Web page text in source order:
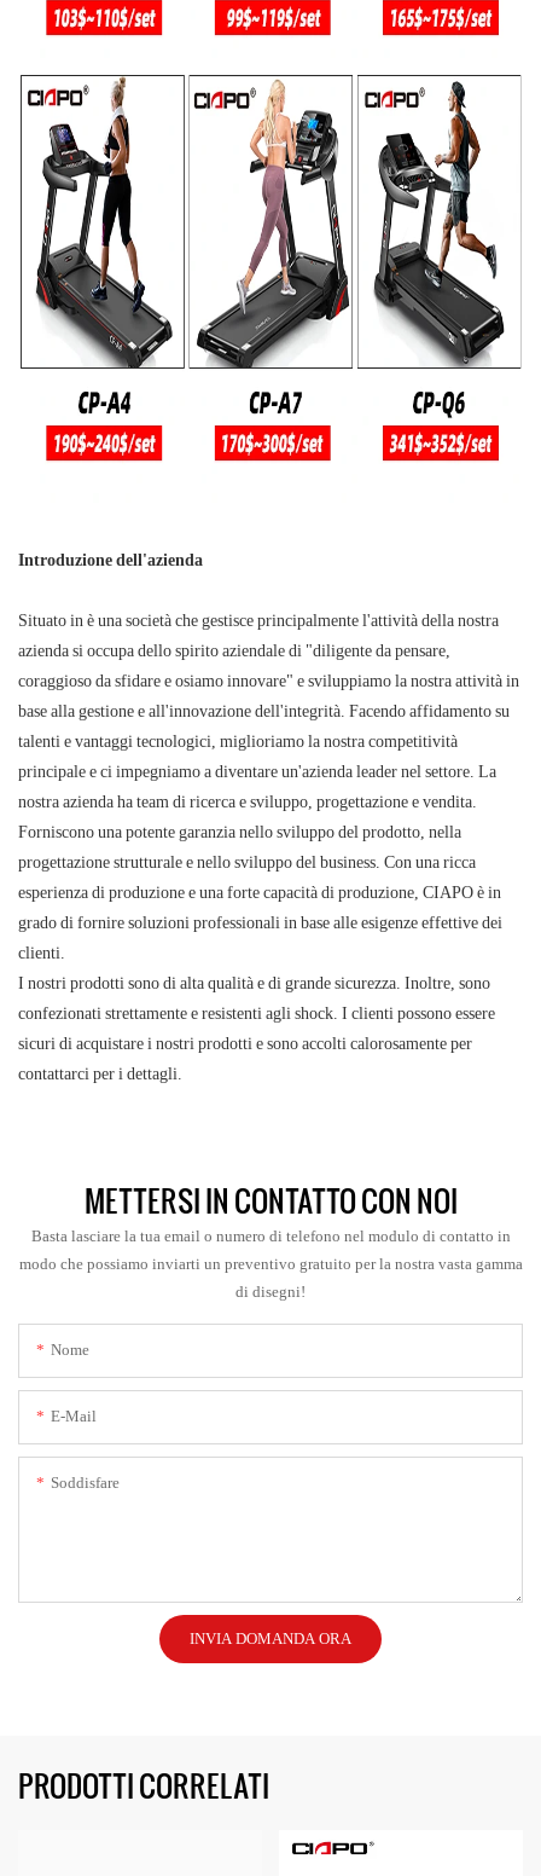
Introduzione dell'azienda
Situato in è una società che gestisce principalmente l'attività della nostra
azienda si occupa dello spirito aziendale di "diligente da pensare,
coraggioso da sfidare e osiamo innovare" e sviluppiamo la nostra attività in
base alla gestione e all'innovazione dell'integrità. Facendo affidamento su
talenti e vantaggi tecnologici, miglioriamo la nostra competitività
principale e ci impegniamo a diventare un'azienda leader nel settore. La
nostra azienda ha team di ricerca e sviluppo, progettazione e vendita.
Forniscono una potente garanzia nello sviluppo del prodotto, nella
progettazione strutturale e nello sviluppo del business. Con una ricca
esperienza di produzione e una forte capacità di produzione, CIAPO è in
grado di fornire soluzioni professionali in base alle esigenze effettive dei
clienti.
I nostri prodotti sono di alta qualità e di grande sicurezza. Inoltre, sono
confezionati strettamente e resistenti agli shock. I clienti possono essere
sicuri di acquistare i nostri prodotti e sono accolti calorosamente per
contattarci per i dettagli.
METTERSI IN CONTATTO CON NOI
Basta lasciare la tua email o numero di telefono nel modulo di contatto in
modo che possiamo inviarti un preventivo gratuito per la nostra vasta gamma
di disegni!
Nome
E-Mail
Soddisfare
INVIA DOMANDA ORA
PRODOTTI CORRELATI